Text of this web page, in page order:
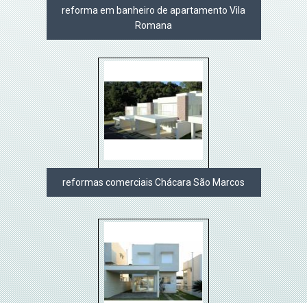
reforma em banheiro de apartamento Vila
Romana
reformas comerciais Chácara São Marcos